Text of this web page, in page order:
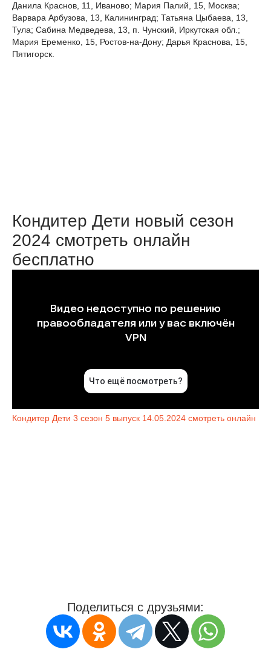
Данила Краснов, 11, Иваново; Мария Палий, 15, Москва;
Варвара Арбузова, 13, Калининград; Татьяна Цыбаева, 13,
Тула; Сабина Медведева, 13, п. Чунский, Иркутская обл.;
Мария Еременко, 15, Ростов-на-Дону; Дарья Краснова, 15,
Пятигорск.
Кондитер Дети новый сезон
2024 смотреть онлайн
бесплатно
Кондитер Дети 3 сезон 5 выпуск 14.05.2024 смотреть онлайн
Поделиться с друзьями: